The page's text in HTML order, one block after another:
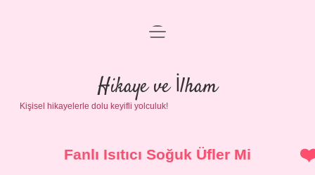
Anasayfa
Gizlilik Politikası
Yasal Uyarı
menüyü
Hikaye ve İlham
Kişisel hikayelerle dolu keyifli yolculuk!
Fanlı Isıtıcı Soğuk Üfler Mi